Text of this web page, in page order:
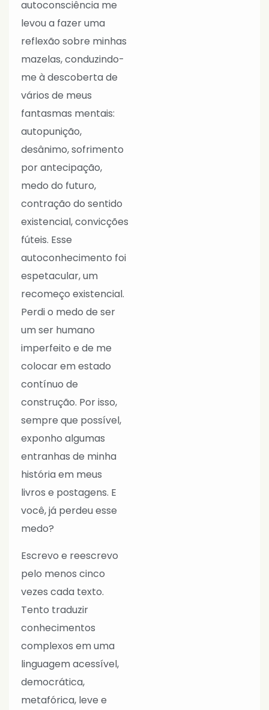
autoconsciência me
levou a fazer uma
reflexão sobre minhas
mazelas, conduzindo-
me à descoberta de
vários de meus
fantasmas mentais:
autopunição,
desânimo, sofrimento
por antecipação,
medo do futuro,
contração do sentido
existencial, convicções
fúteis. Esse
autoconhecimento foi
espetacular, um
recomeço existencial.
Perdi o medo de ser
um ser humano
imperfeito e de me
colocar em estado
contínuo de
construção. Por isso,
sempre que possível,
exponho algumas
entranhas de minha
história em meus
livros e postagens. E
você, já perdeu esse
medo?
Escrevo e reescrevo
pelo menos cinco
vezes cada texto.
Tento traduzir
conhecimentos
complexos em uma
linguagem acessível,
democrática,
metafórica, leve e